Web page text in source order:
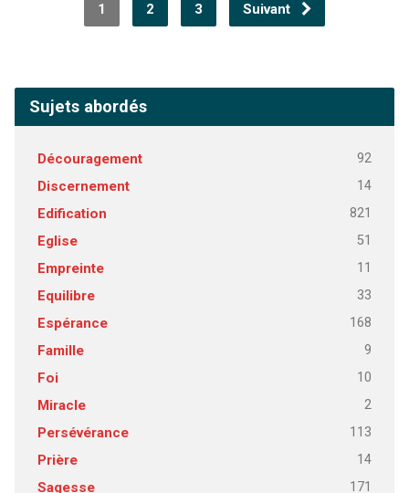
1 2 3 Suivant
Sujets abordés
Découragement 92
Discernement 14
Edification 821
Eglise 51
Empreinte 11
Equilibre 33
Espérance 168
Famille 9
Foi 10
Miracle 2
Persévérance 113
Prière 14
Sagesse 171